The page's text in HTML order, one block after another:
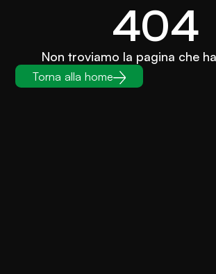
404
Non troviamo la pagina che
Torna alla home